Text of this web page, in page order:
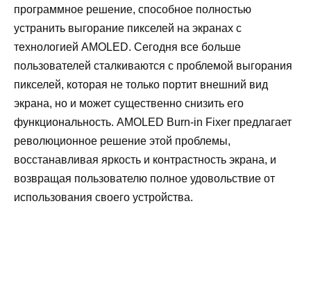
программное решение, способное полностью
устранить выгорание пикселей на экранах с
технологией AMOLED. Сегодня все больше
пользователей сталкиваются с проблемой выгорания
пикселей, которая не только портит внешний вид
экрана, но и может существенно снизить его
функциональность. AMOLED Burn-in Fixer предлагает
революционное решение этой проблемы,
восстанавливая яркость и контрастность экрана, и
возвращая пользователю полное удовольствие от
использования своего устройства.